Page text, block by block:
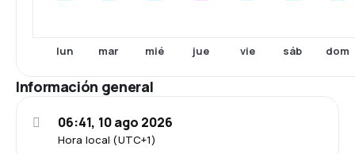
lun mar mié jue vie sáb dom
Información general
Hora local (UTC+1)
06:41, 10 ago 2026